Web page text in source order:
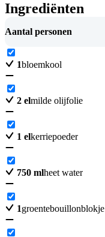
Ingrediënten
Aantal personen
1bloemkool
2 elmilde olijfolie
1 elkerriepoeder
750 mlheet water
1groentebouillonblokje